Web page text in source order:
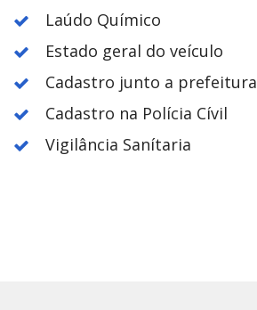
Laúdo Químico
Estado geral do veículo
Cadastro junto a prefeitura
Cadastro na Polícia Cívil
Vigilância Sanítaria